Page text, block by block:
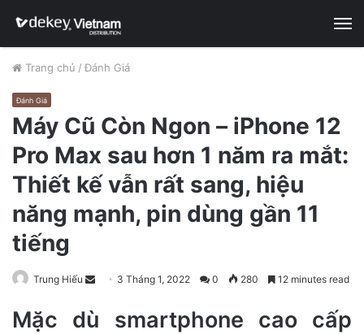
Trang chủ / Đánh Giá
Đánh Giá
Máy Cũ Còn Ngon – iPhone 12
Pro Max sau hơn 1 năm ra mắt:
Thiết kế vẫn rất sang, hiệu
năng mạnh, pin dùng gần 11
tiếng
Trung Hiếu
n
3 Tháng 1, 2022 0 280 12 minutes read
Mặc dù smartphone cao cấp